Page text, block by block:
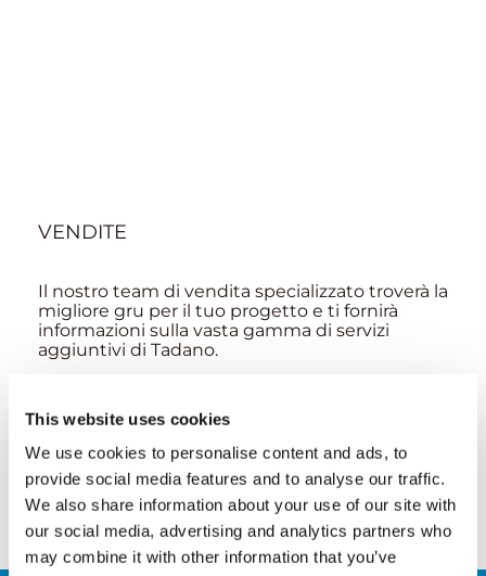
This website uses cookies
We use cookies to personalise content and ads, to
provide social media features and to analyse our traffic.
We also share information about your use of our site with
our social media, advertising and analytics partners who
may combine it with other information that you’ve
VENDITE
Il nostro team di vendita specializzato troverà la
migliore gru per il tuo progetto e ti fornirà
informazioni sulla vasta gamma di servizi
aggiuntivi di Tadano.
Vendite Gru usate
Localizzatore
di
distributori